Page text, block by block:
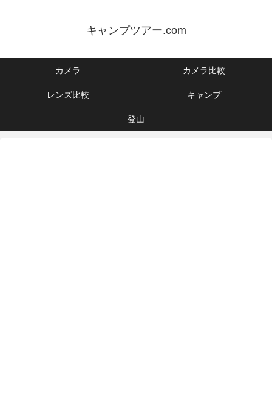
キャンプツアー.com
カメラ カメラ比較
レンズ比較 キャンプ
登山